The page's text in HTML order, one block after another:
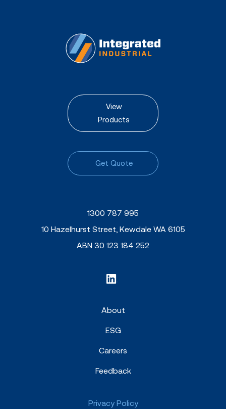
View
Products
Get Quote
1300 787 995
10 Hazelhurst Street, Kewdale WA 6105
ABN 30 123 184 252
About
ESG
Careers
Feedback
Privacy Policy